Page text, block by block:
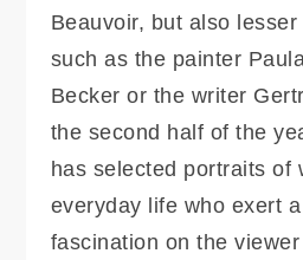
Beauvoir, but also
such as the painter
Becker or the writer
the second half of the
has selected portraits of
everyday life who exert
fascination on the